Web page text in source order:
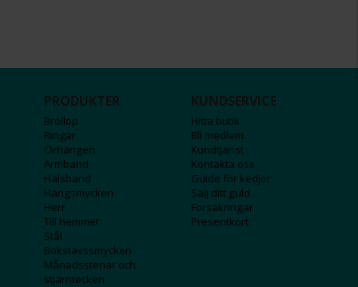
PRODUKTER
Bröllop
Ringar
Örhängen
Armband
Halsband
Hängsmycken
Herr
Till hemmet
Stål
Bokstavssmycken
Månadsstenar och
stjärntecken
KUNDSERVICE
Hitta butik
Bli medlem
Kundtjänst
Kontakta oss
Guide för kedjor
Sälj ditt guld
Försäkringar
Presentkort